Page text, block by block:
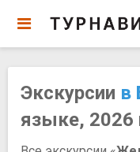
Экскурсии в
языке, 2026